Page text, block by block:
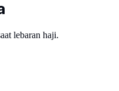
lebaran haji.